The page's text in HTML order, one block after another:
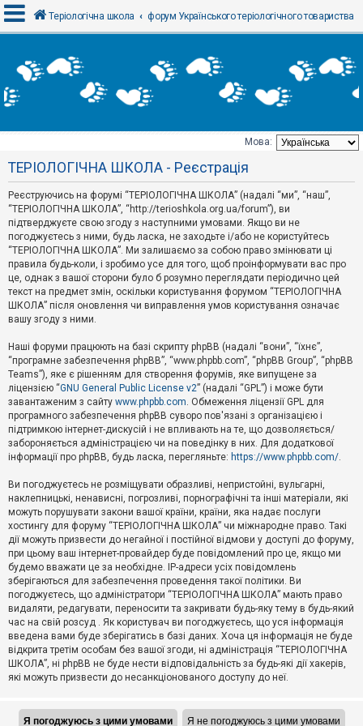
х
і
Т
е
м
и
б
е
з
в
і
д
п
о
в
і
д
й
А
к
т
и
в
н
і
м
и
П
о
ш
у
Д
о
п
о
м
Теріологічна школа форум Українського теріологічного товариства
Мова:
ТЕРІОЛОГІЧНА ШКОЛА - Реєстрація
Реєструючись на форумі “ТЕРІОЛОГІЧНА ШКОЛА” (надалі “ми”, “наш”,
“ТЕРІОЛОГІЧНА ШКОЛА”, “http://terioshkola.org.ua/forum”), ви
підтверджуєте свою згоду з наступними умовами. Якщо ви не
погоджуєтесь з ними, будь ласка, не заходьте і/або не користуйтесь
“ТЕРІОЛОГІЧНА ШКОЛА”. Ми залишаємо за собою право змінювати ці
правила будь-коли, і зробимо усе для того, щоб проінформувати вас про
це, однак з вашої сторони було б розумно переглядати періодично цей
текст на предмет змін, оскільки користування форумом “ТЕРІОЛОГІЧНА
ШКОЛА” після оновлення чи виправлення умов користування означає
вашу згоду з ними.
Наші форуми працюють на базі скрипту phpBB (надалі “вони”, “їхнє”,
“програмне забезпечення phpBB”, “www.phpbb.com”, “phpBB Group”, “phpBB
Teams”), яке є рішенням для створення форумів, яке випущене за
ліцензією “GNU General Public License v2” (надалі “GPL”) і може бути
завантаженим з сайту www.phpbb.com. Обмеження ліцензії GPL для
програмного забезпечення phpBB суворо пов'язані з організацією і
підтримкою інтернет-дискусій і не впливають на те, що дозволяється/
забороняється адміністрацією чи на поведінку в них. Для додаткової
інформації про phpBB, будь ласка, перегляньте: https://www.phpbb.com/.
Ви погоджуєтесь не розміщувати образливі, непристойні, вульгарні,
наклепницькі, ненависні, погрозливі, порнографічні та інші матеріали, які
можуть порушувати закони вашої країни, країни, яка надає послуги
хостингу для форуму “ТЕРІОЛОГІЧНА ШКОЛА” чи міжнародне право. Такі
дії можуть призвести до негайної і постійної відмови у доступі до форуму,
при цьому ваш інтернет-провайдер буде повідомлений про це, якщо ми
будемо вважати це за необхідне. IP-адреси усіх повідомлень
зберігаються для забезпечення проведення такої політики. Ви
погоджуєтесь, що адміністратори “ТЕРІОЛОГІЧНА ШКОЛА” мають право
видаляти, редагувати, переносити та закривати будь-яку тему в будь-який
час на свій розсуд . Як користувач ви погоджуєтесь, що уся інформація
введена вами буде зберігатись в базі даних. Хоча ця інформація не буде
відкрита третім особам без вашої згоди, ні адміністрація “ТЕРІОЛОГІЧНА
ШКОЛА”, ні phpBB не буде нести відповідальність за будь-які дії хакерів,
які можуть призвести до несанкціонованого доступу до неї.